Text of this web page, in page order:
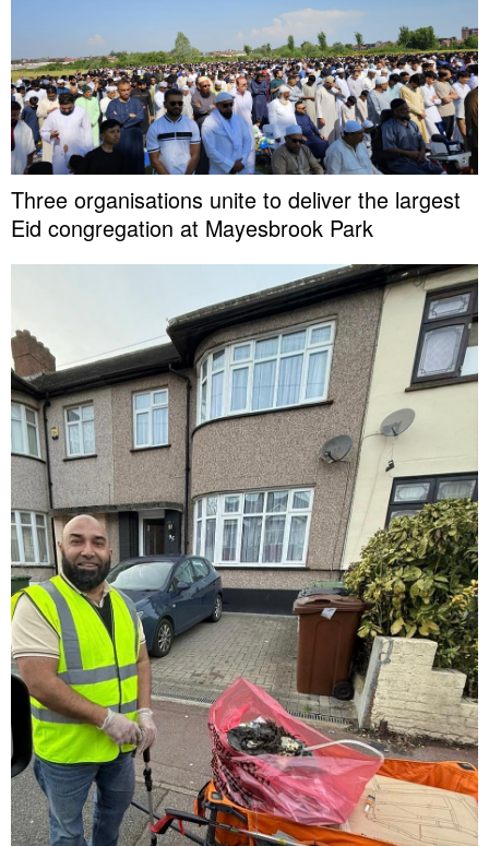
Three organisations unite to deliver the largest
Eid congregation at Mayesbrook Park